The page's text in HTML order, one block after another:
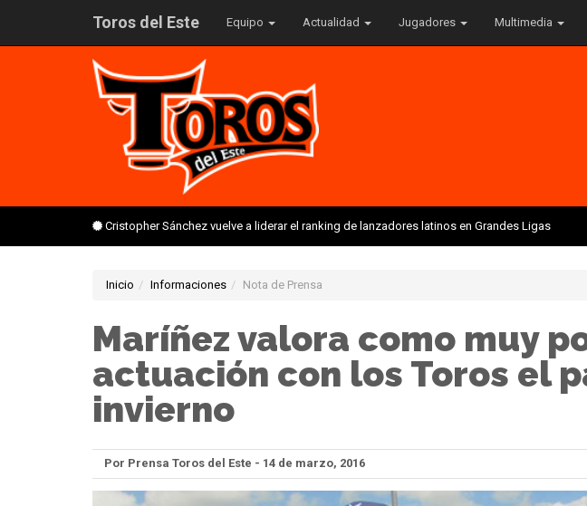
Toros del Este Equipo Actualidad Jugadores Multimedia
Cristopher Sánchez vuelve a liderar el ranking de lanzadores latinos en Grandes Ligas
Inicio Informaciones Nota de Prensa
Maríñez valora como muy
actuación con los Toros el
invierno
Por Prensa Toros del Este - 14 de marzo, 2016